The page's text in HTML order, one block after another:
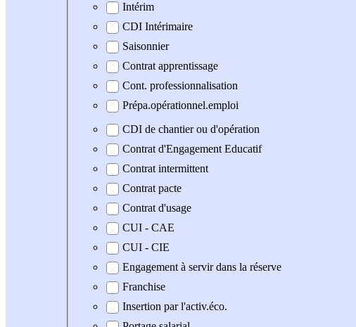
Intérim
CDI Intérimaire
Saisonnier
Contrat apprentissage
Cont. professionnalisation
Prépa.opérationnel.emploi
CDI de chantier ou d'opération
Contrat d'Engagement Educatif
Contrat intermittent
Contrat pacte
Contrat d'usage
CUI - CAE
CUI - CIE
Engagement à servir dans la réserve
Franchise
Insertion par l'activ.éco.